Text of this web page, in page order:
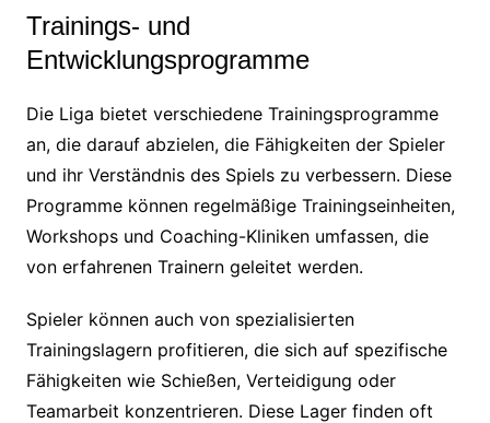
Trainings- und
Entwicklungsprogramme
Die Liga bietet verschiedene Trainingsprogramme
an, die darauf abzielen, die Fähigkeiten der Spieler
und ihr Verständnis des Spiels zu verbessern. Diese
Programme können regelmäßige Trainingseinheiten,
Workshops und Coaching-Kliniken umfassen, die
von erfahrenen Trainern geleitet werden.
Spieler können auch von spezialisierten
Trainingslagern profitieren, die sich auf spezifische
Fähigkeiten wie Schießen, Verteidigung oder
Teamarbeit konzentrieren. Diese Lager finden oft